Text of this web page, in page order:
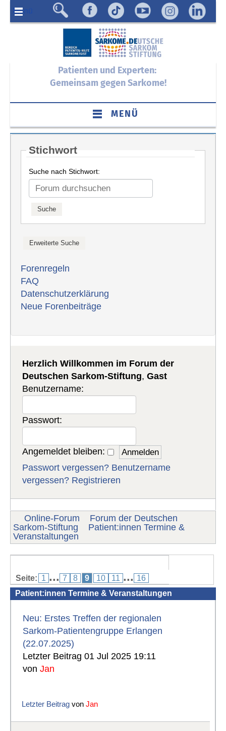
Menü
Patienten und Experten:
Gemeinsam gegen Sarkome!
MENÜ
Stichwort
Suche nach Stichwort:
Forenregeln
FAQ
Datenschutzerklärung
Neue Forenbeiträge
Herzlich Willkommen im Forum der
Deutschen Sarkom-Stiftung,Gast
Benutzername:
Passwort:
Angemeldet bleiben:
Passwort vergessen? Benutzername
vergessen? Registrieren
Online-Forum
Forum der Deutschen
Sarkom-Stiftung
Patient:innen Termine &
Veranstaltungen
Seite: 1 ... 7 8 9 10 11 ... 16
Patient:innen Termine & Veranstaltungen
Neu: Erstes Treffen der regionalen
Sarkom-Patientengruppe Erlangen
(22.07.2025)
Letzter Beitrag 01 Jul 2025 19:11
vonJan
Letzter Beitrag vonJan